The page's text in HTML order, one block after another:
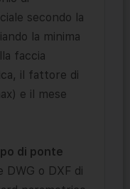
secondo la
la minima
faccia
il fattore di
e il mese
di ponte
DWG o DXF di